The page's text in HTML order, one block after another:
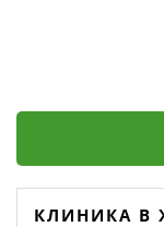
КЛИНИКА В